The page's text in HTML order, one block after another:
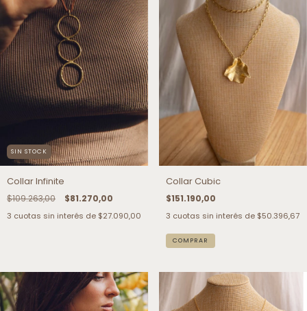
SIN STOCK
Collar Infinite
$109.263,00 $81.270,00
3 cuotas sin interés de $27.090,00
Collar Cubic
$151.190,00
3 cuotas sin interés de $50.396,67
COMPRAR